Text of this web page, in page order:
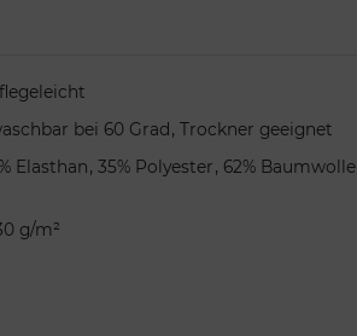
bei 60 Grad , Trockner geeignet
Elasthan, 35% Polyester, 62% Baumwolle
g/m²